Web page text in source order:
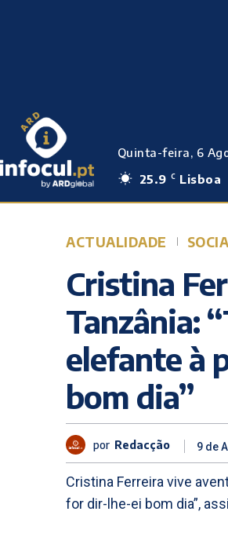
Quinta-feira, 6
25.9 C Lisboa
ACTUALIDADE
Cristina
Tanzânia:
elefante à
bom dia”
por Redacção 9 de
Cristina Ferreira vive
for dir-lhe-ei bom dia”,